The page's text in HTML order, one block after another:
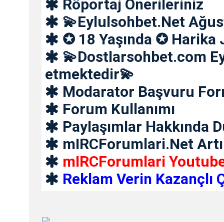
Röportaj Önerileriniz
💫Eylulsohbet.Net
✪ 18 Yaşında ✪ Harika
💫Dostlarsohbet.com
etmektedir💫
Modarator Başvuru
Forum Kullanımı
Paylaşımlar Hakkında
mIRCForumlari.Net
mIRCForumlari
Reklam Verin Kazançlı